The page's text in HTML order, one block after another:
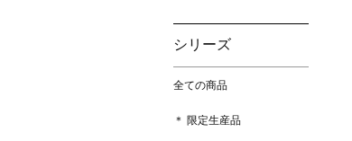
シリーズ
全ての商品
＊ 限定生産品